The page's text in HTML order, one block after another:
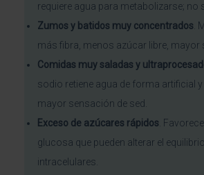
requiere agua para metabolizarse; no
Zumos y batidos muy concentrados .
más fibra, menos azúcar libre, mayor
Comidas muy saladas y
sodio retiene agua de forma artificial y
mayor sensación de sed.
Exceso de azúcares rápidos .
glucosa que pueden alterar el
intracelulares.